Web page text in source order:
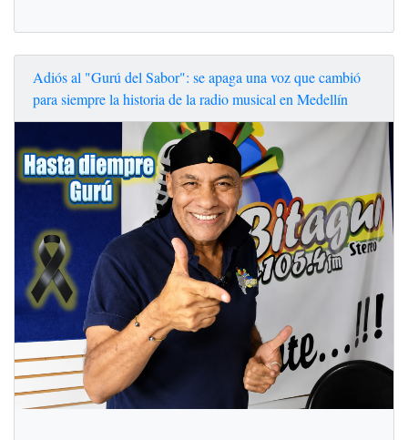
Adiós al "Gurú del Sabor": se apaga una voz que cambió
para siempre la historia de la radio musical en Medellín